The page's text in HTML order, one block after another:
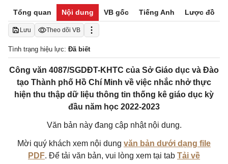
Tổng quan Nội dung VB gốc Tiếng Anh Lược đồ
Lưu Theo dõi VB
Tình trạng hiệu lực: Đã biết
Công văn 4087/SGDĐT-KHTC của Sở Giáo dục và Đào
tạo Thành phố Hồ Chí Minh về việc nhắc nhở thực
hiện thu thập dữ liệu thông tin thống kê giáo dục kỳ
đầu năm học 2022-2023
Văn bản này đang cập nhật nội dung.
Mời quý khách xem nội dung văn bản dưới dạng file
PDF. Để tải văn bản, vui lòng xem tại tab Tải về